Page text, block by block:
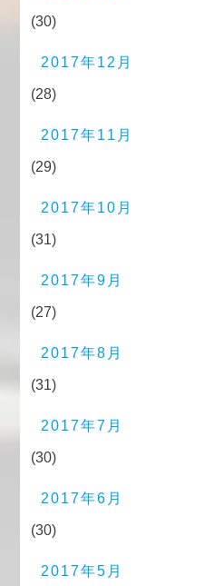
(30)
2017年12月
(28)
2017年11月
(29)
2017年10月
(31)
2017年9月
(27)
2017年8月
(31)
2017年7月
(30)
2017年6月
(30)
2017年5月